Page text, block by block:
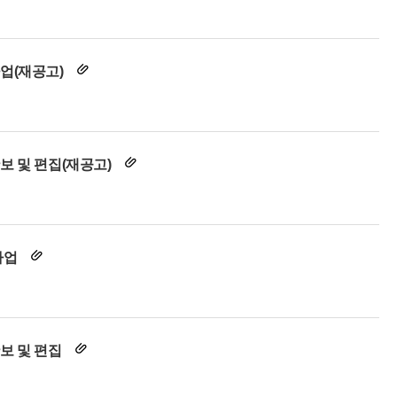
(재공고)
및 편집(재공고)
및 편집